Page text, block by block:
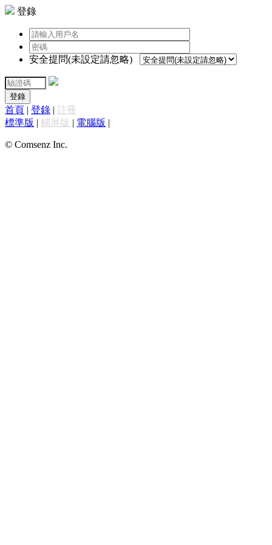
登錄
安全提問(未設定請忽略)
登錄
首頁 | 登錄 | 註冊
標準版 | 觸屏版 | 電腦版 |
© Comsenz Inc.